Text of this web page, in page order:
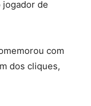
jogador de
com
dos cliques,